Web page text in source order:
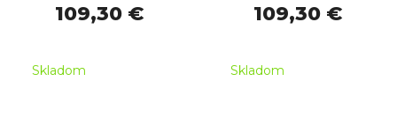
109,30 €
Skladom
109,30 €
Skladom